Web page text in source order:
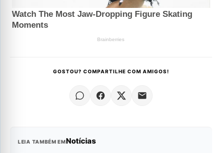
GOSTOU? COMPARTILHE COM AMIGOS!
LEIA TAMBÉM EMNotícias